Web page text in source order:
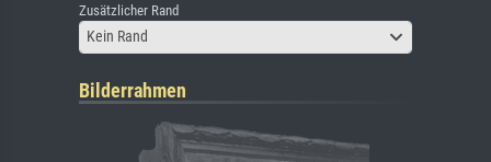
Zusätzlicher Rand
Kein Rand
Bilderrahmen